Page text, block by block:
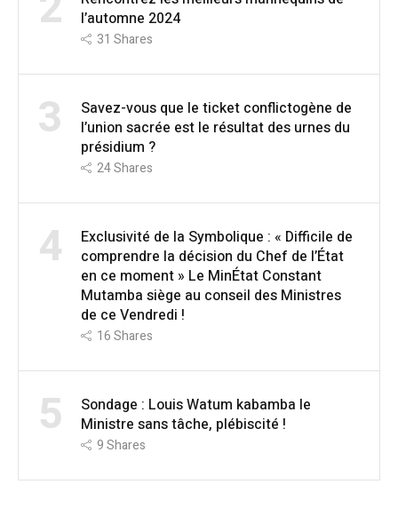
l’automne 2024
31 Shares
3
Savez-vous que le ticket conflictogène de
l’union sacrée est le résultat des urnes du
présidium ?
24Shares
4
Exclusivité de la Symbolique : « Difficile de
comprendre la décision du Chef de l’État
en ce moment » Le MinÉtat Constant
Mutamba siège au conseil des Ministres
de ce Vendredi !
16Shares
5
Sondage : Louis Watum kabamba le
Ministre sans tâche, plébiscité !
9Shares